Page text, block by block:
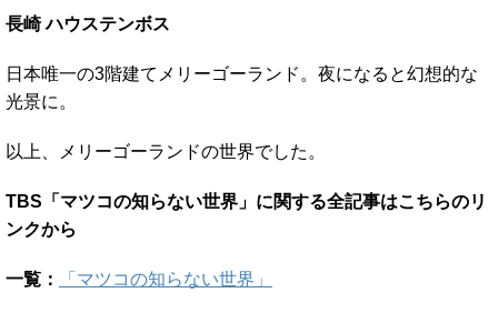
長崎 ハウステンボス
日本唯一の3階建てメリーゴーランド。夜になると幻想的な
光景に。
以上、メリーゴーランドの世界でした。
TBS「マツコの知らない世界」に関する全記事はこちらのリ
ンクから
一覧： 「マツコの知らない世界」